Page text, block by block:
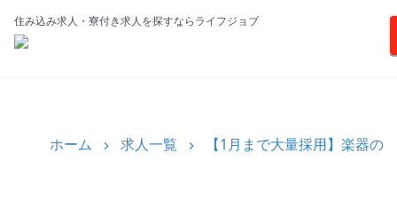
住み込み求人・寮付き求人を探すならライフジョブ
ホーム 求人一覧 【1月まで大量採用】楽器